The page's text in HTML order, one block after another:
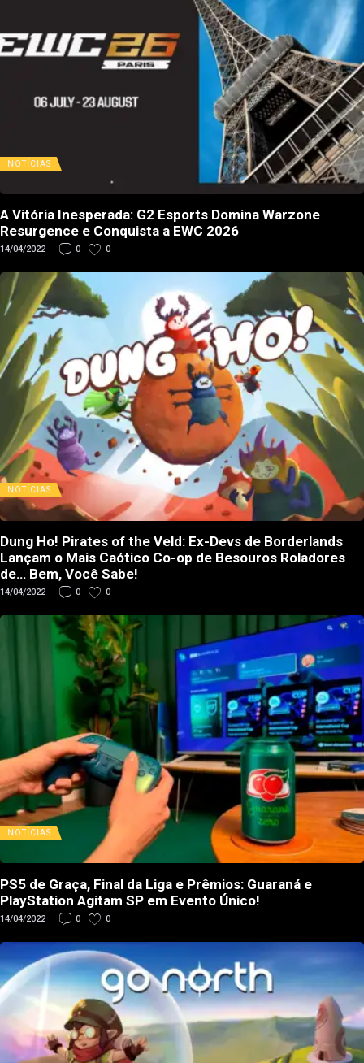
NOTÍCIAS
A Vitória Inesperada: G2 Esports Domina Warzone
Resurgence e Conquista a EWC 2026
14/04/2022 0 0
NOTÍCIAS
Dung Ho! Pirates of the Veld: Ex-Devs de Borderlands
Lançam o Mais Caótico Co-op de Besouros Roladores
de… Bem, Você Sabe!
14/04/2022 0 0
NOTÍCIAS
PS5 de Graça, Final da Liga e Prêmios: Guaraná e
PlayStation Agitam SP em Evento Único!
14/04/2022 0 0